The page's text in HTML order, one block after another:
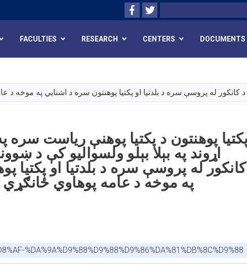
main
content
FacebookTwitter
Search
FACULTIES RESEARCH CENTERS DOCUMENTS
کانکور له پروسې سره د بلدتیا او پکتیا پوهنتون سره د اشنایي په موخه د
پکتیا پوهنتون د پکتیا پوهنې ریاست
اړوند په بېلا بېلو ولسوالیو کې د
کانکور له پروسې سره د بلدتیا او پکتیا
په موخه د عامه پوهاوي ځانګړي
%DA%9A%D9%88%D9%88%D9%86%DA%81%DB%8C%D9%88